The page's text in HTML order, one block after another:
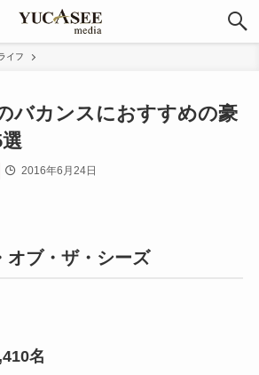
イフ
バカンスにおすすめの豪
2016年6月24日
オブ・ザ・シーズ
名